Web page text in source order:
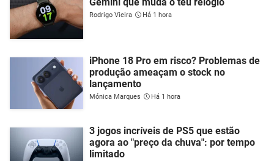
Rodrigo Vieira Há 1 hora
iPhone 18 Pro em risco? Problemas de
produção ameaçam o stock no
lançamento
Mónica Marques Há 1 hora
3 jogos incríveis de PS5 que estão
agora ao "preço da chuva": por tempo
limitado